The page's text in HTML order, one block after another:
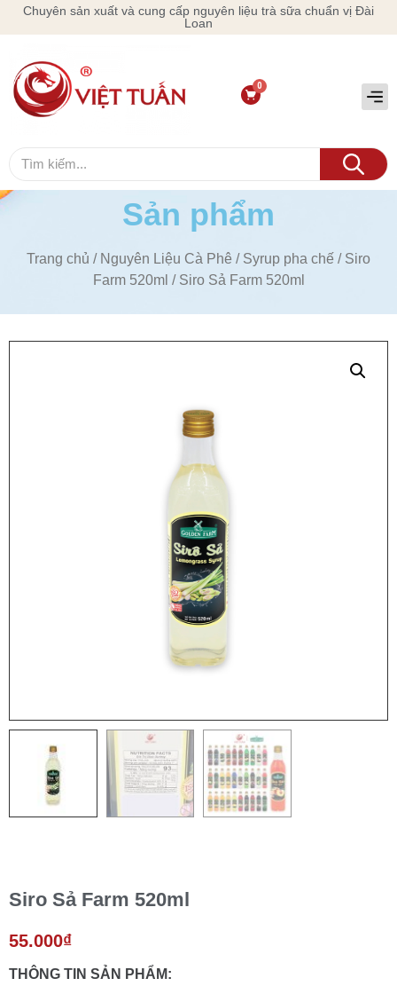
Chuyên sản xuất và cung cấp nguyên liệu trà sữa chuẩn vị Đài
Loan
Sản phẩm
Trang chủ / Nguyên Liệu Cà Phê / Syrup pha chế / Siro
Farm 520ml / Siro Sả Farm 520ml
Siro Sả Farm 520ml
55.000₫
THÔNG TIN SẢN PHẨM: